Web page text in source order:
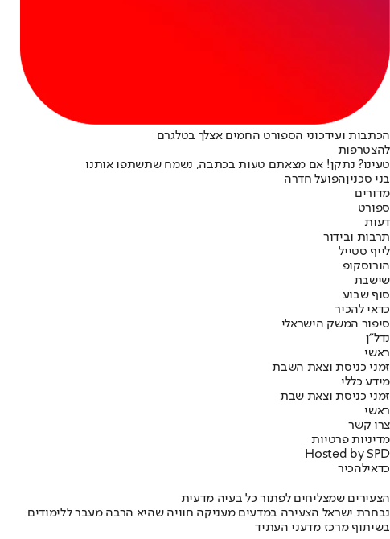
הכתבות ועידכוני הספורט החמים אצלך בטלגרם
להצטרפות
טעינו? נתקן! אם מצאתם טעות בכתבה, נשמח שתשתפו אותנו
בני סכניןהפועל חדרה
מדורים
ספורט
דעות
תרבות ובידור
לייף סטייל
הורוסקופ
שישבת
סוף שבוע
כדאי להכיר
סיפור המשק הישראלי
נדל"ן
ראשי
זמני כניסת וצאת השבת
מידע כללי
זמני כניסת וצאת שבת
ראשי
צרו קשר
מדיניות פרטיות
Hosted by SPD
כדאילהכיר
הצעירים שמצליחים לפתור כל בעיה מדעית
נבחרת ישראל הצעירה במדעים מעניקה חוויה שהיא הרבה מעבר ללימודים
בשיתוף מרכז מדעני העתיד